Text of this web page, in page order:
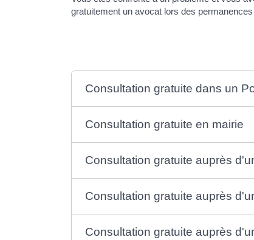
gratuitement un avocat lors des
Consultation gratuite dans un
Consultation gratuite en mairie
Consultation gratuite auprès
Consultation gratuite auprès
Consultation gratuite auprès